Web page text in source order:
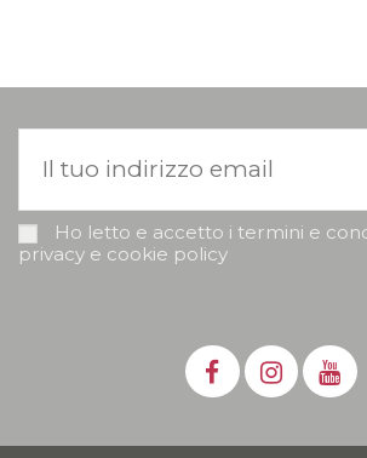
Ho letto e accetto i termini e
privacy e cookie policy